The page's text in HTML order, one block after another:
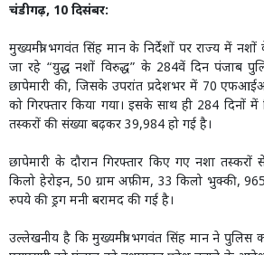
चंडीगढ़, 10 दिसंबर:
मुख्यमंत्री भगवंत सिंह मान के निर्देशों पर राज्य में
जा रहे “युद्ध नशों विरुद्ध” के 284वें दिन पंजाब
छापेमारी की, जिसके उपरांत प्रदेशभर में 70
को गिरफ्तार किया गया। इसके साथ ही 284 दिनों
तस्करों की संख्या बढ़कर 39,984 हो गई है।
छापेमारी के दौरान गिरफ्तार किए गए नशा
किलो हेरोइन, 50 ग्राम अफ़ीम, 33 किलो भुक्की,
रुपये की ड्रग मनी बरामद की गई है।
उल्लेखनीय है कि मुख्यमंत्री भगवंत सिंह मान ने पुलिस